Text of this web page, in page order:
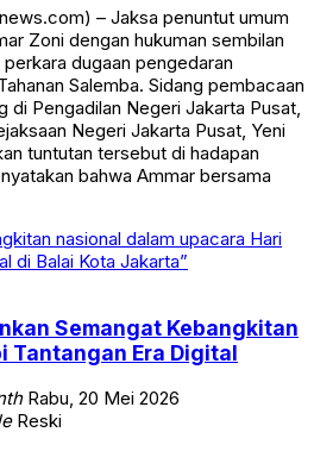
– Jaksa penuntut umum
Zoni dengan hukuman sembilan
dugaan pengedaran
Salemba. Sidang pembacaan
di Pengadilan Negeri Jakarta Pusat,
Negeri Jakarta Pusat, Yeni
tuntutan tersebut di hadapan
bahwa Ammar bersama
Semangat Kebangkitan
Tantangan Era Digital
Rabu, 20 Mei 2026
Reski